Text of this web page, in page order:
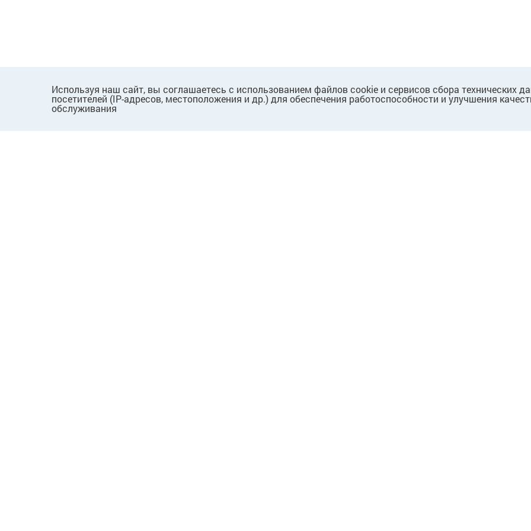
Используя наш сайт, вы соглашаетесь с использованием файлов cookie и сервисов сбора технических
посетителей (IP-адресов, местоположения и др.) для обеспечения работоспособности и улучшения
обслуживания